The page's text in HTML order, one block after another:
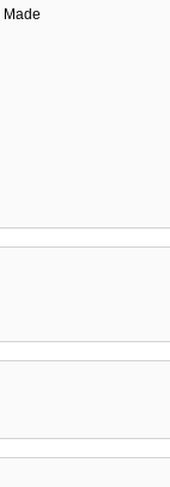
Made